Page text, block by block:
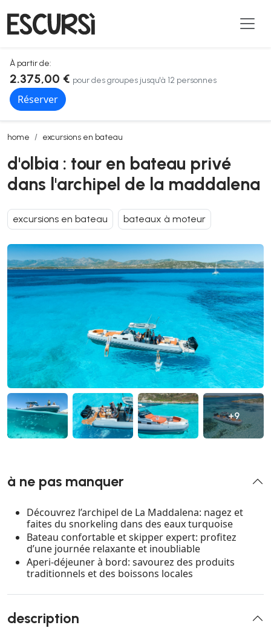
À partir de:
2.375,00 € pour des groupes jusqu'à 12 personnes
Réserver
home excursions en bateau
d'olbia : tour en bateau privé dans l'archipel de la maddalena
d'olbia : tour en bateau privé
dans l'archipel de la maddalena
excursions en bateau bateaux à moteur
+9
à ne pas manquer
Découvrez l’archipel de La Maddalena: nagez et
faites du snorkeling dans des eaux turquoise
Bateau confortable et skipper expert: profitez
d’une journée relaxante et inoubliable
Aperi-déjeuner à bord: savourez des produits
traditionnels et des boissons locales
description